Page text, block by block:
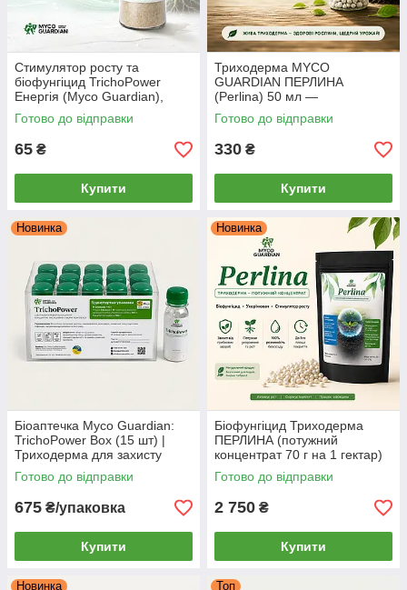
Стимулятор росту та
біофунгіцид TrichoPower
Енергія (Myco Guardian),
Триходерма + Ламінарія, 10 г
Готово до відправки
65 ₴
Купити
Триходерма MYCO
GUARDIAN ПЕРЛИНА
(Perlina) 50 мл —
біофунгіцид-концентрат,
стимулятор, антистресант
Готово до відправки
330 ₴
Купити
Новинка
Біоаптечка Myco Guardian:
TrichoPower Box (15 шт) |
Триходерма для захисту
рослин від грибкових хвороб |
1 фл = 1 обробка на 10 л
Готово до відправки
675 ₴/упаковка
Купити
Новинка
Біофунгіцид Триходерма
ПЕРЛИНА (потужний
концентрат 70 г на 1 гектар)
– MYCO GUARDIAN,
укорінювач та стимулятор
Готово до відправки
2 750 ₴
Купити
Новинка Топ